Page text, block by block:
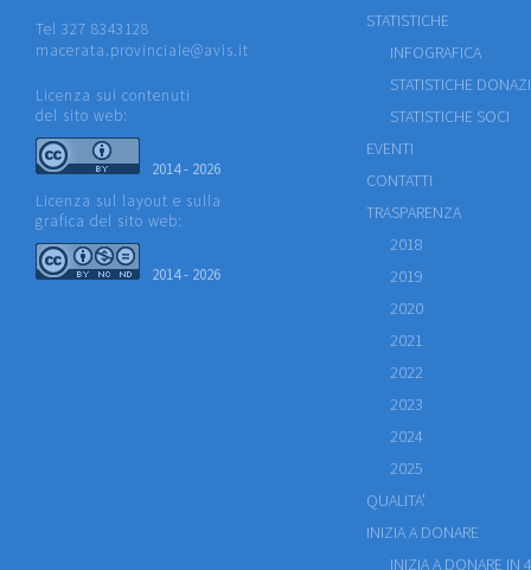
Tel 327 8343128
macerata.provinciale@avis.it
Licenza sui contenuti
del sito web:
2014 - 2026
Licenza sul layout e sulla
grafica del sito web:
2014 - 2026
STATISTICHE
INFOGRAFICA
STATISTICHE
STATISTICHE SOCI
EVENTI
CONTATTI
TRASPARENZA
2018
2019
2020
2021
2022
2023
2024
2025
QUALITA'
INIZIA A DONARE
INIZIA A DONARE IN